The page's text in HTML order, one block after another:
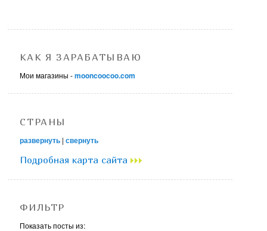
КАК Я ЗАРАБАТЫВАЮ
Мои магазины -mooncoocoo.com
СТРАНЫ
развернуть |свернуть
Подробная карта сайта
ФИЛЬТР
Показать посты из: